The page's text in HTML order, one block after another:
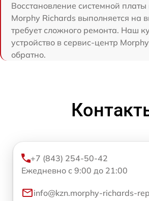
Восстановление системной
Morphy Richards выполняется на
требует сложного ремонта. Наш
устройство в сервис-центр
обратно.
+7 (843) 254-50-42
Ежедневно с 9:00 до 21:00
info@kzn.morphy-richards-